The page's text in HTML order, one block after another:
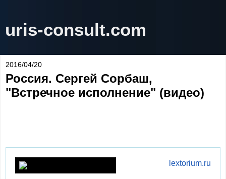
uris-consult.com
2016/04/20
Россия. Сергей Сорбаш,
"Встречное исполнение" (видео)
lextorium.ru